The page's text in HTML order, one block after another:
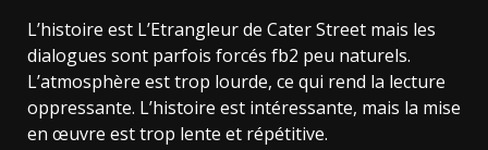
L’histoire est L’Etrangleur de Cater Street mais les
dialogues sont parfois forcés fb2 peu naturels.
L’atmosphère est trop lourde, ce qui rend la lecture
oppressante. L’histoire est intéressante, mais la mise
en œuvre est trop lente et répétitive.